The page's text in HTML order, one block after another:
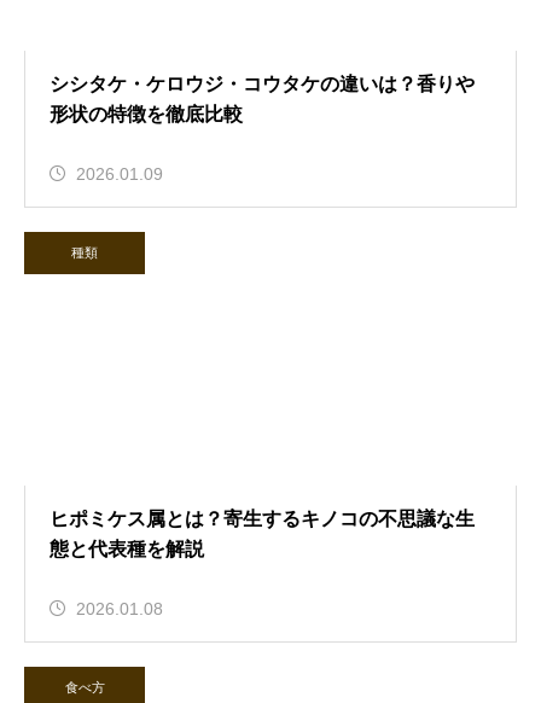
シシタケ・ケロウジ・コウタケの違いは？香りや
形状の特徴を徹底比較
2026.01.09
種類
ヒポミケス属とは？寄生するキノコの不思議な生
態と代表種を解説
2026.01.08
食べ方